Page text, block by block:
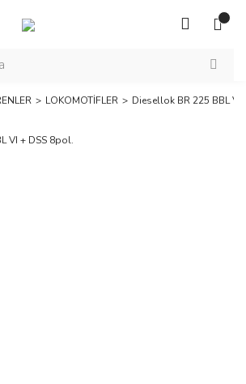
LOKOMOTİFLER Diesellok BR 225 BBL VI